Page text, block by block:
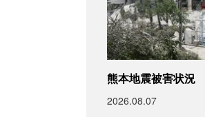
熊本地震被害状況
2026.08.07